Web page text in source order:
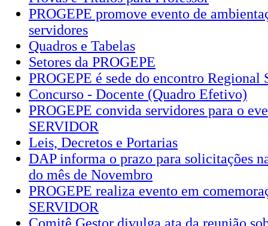
PROGEPE promove evento de
servidores
Quadros e Tabelas
Setores da PROGEPE
PROGEPE é sede do encontro Regional
Concurso - Docente (Quadro Efetivo)
PROGEPE convida servidores para o
SERVIDOR
Leis, Decretos e Portarias
DAP informa o prazo para solicitações
do mês de Novembro
PROGEPE realiza evento em
SERVIDOR